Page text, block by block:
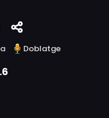
Doblatge